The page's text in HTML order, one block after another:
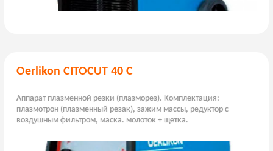
Oerlikon CITOCUT 40 C
Аппарат плазменной резки (плазморез). Комплектация:
плазмотрон (плазменный резак), зажим массы, редуктор с
воздушным фильтром, маска. молоток + щетка.